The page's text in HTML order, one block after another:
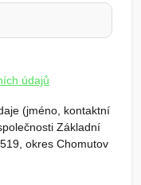
údajů
(jméno, kontaktní
Základní
okres Chomutov